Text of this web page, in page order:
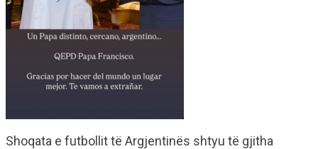
Shoqata e futbollit të Argjentinës shtyu të gjitha